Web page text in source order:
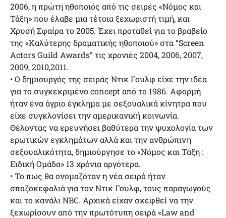
2006, η πρώτη ηθοποιός από τις σειρές «Νόμος και
Τάξη» που έλαβε μια τέτοια ξεχωριστή τιμή, και
Χρυσή Σφαίρα το 2005. Έχει προταθεί για το βραβείο
της «Καλύτερης δραματικής ηθοποιού» στα “Screen
Actors Guild Awards” τις χρονιές 2004, 2006, 2007,
2009, 2010,2011.
• Ο δημιουργός της σειράς Ντικ Γουλφ είχε την ιδέα
για το συγκεκριμένο concept από το 1986. Αφορμή
ήταν ένα άγριο έγκλημα με σεξουαλικά κίνητρα που
είχε συγκλονίσει την αμερικανική κοινωνία.
Θέλοντας να ερευνήσει βαθύτερα την ψυχολογία των
ερωτικών εγκλημάτων αλλά και την ανθρώπινη
σεξουαλικότητα, δημιούργησε το «Νόμος και Τάξη :
Ειδική Ομάδα» 13 χρόνια αργότερα.
• Το πως θα ονομαζόταν η νέα σειρά ήταν
σπαζοκεφαλιά για τον Ντικ Γουλφ, τους παραγωγούς
και το κανάλι NBC. Αρχικά είχαν σκεφθεί να την
ξεχωρίσουν από την πρωτότυπη σειρά «Law and